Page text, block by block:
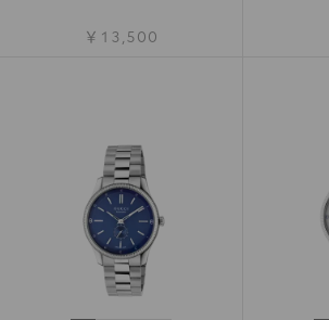
￥13,500